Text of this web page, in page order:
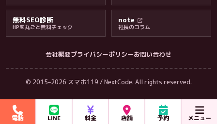
無料SEO診断
HPを丸ごと無料チェック
note
社長のコラム
会社概要プライバシーポリシーお問い合わせ
© 2015–2026 スマホ119 / NextCode. All rights reserved.
電話 LINE 料金 店舗 予約 メニュー